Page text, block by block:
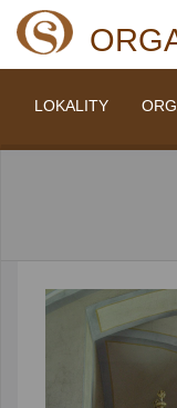
LOKALITY